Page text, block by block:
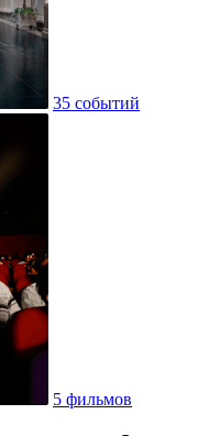
35 событий
5 фильмов